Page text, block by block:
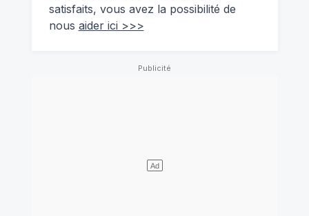
satisfaits, vous avez la possibilité de
nous aider ici >>>